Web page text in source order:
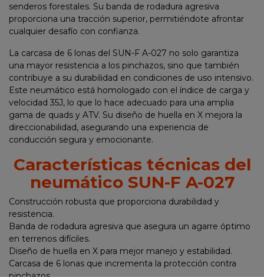
senderos forestales. Su banda de rodadura agresiva
proporciona una tracción superior, permitiéndote afrontar
cualquier desafío con confianza.
La carcasa de 6 lonas del SUN-F A-027 no solo garantiza
una mayor resistencia a los pinchazos, sino que también
contribuye a su durabilidad en condiciones de uso intensivo.
Este neumático está homologado con el índice de carga y
velocidad 35J, lo que lo hace adecuado para una amplia
gama de quads y ATV. Su diseño de huella en X mejora la
direccionabilidad, asegurando una experiencia de
conducción segura y emocionante.
Características técnicas del
neumático SUN-F A-027
Construcción robusta que proporciona durabilidad y
resistencia.
Banda de rodadura agresiva que asegura un agarre óptimo
en terrenos difíciles.
Diseño de huella en X para mejor manejo y estabilidad.
Carcasa de 6 lonas que incrementa la protección contra